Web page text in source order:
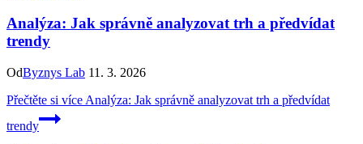
Analýza: Jak správně analyzovat trh a předvídat
trendy
OdByznys Lab 11. 3. 2026
Přečtěte si více Analýza: Jak správně analyzovat trh a předvídat
trendy